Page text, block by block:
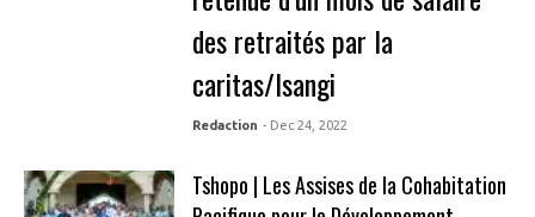
des retraités par la
caritas/Isangi
Redaction - Dec 24, 2022
Tshopo | Les Assises de la Cohabitation